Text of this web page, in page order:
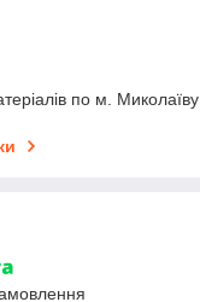
по м. Миколаїву